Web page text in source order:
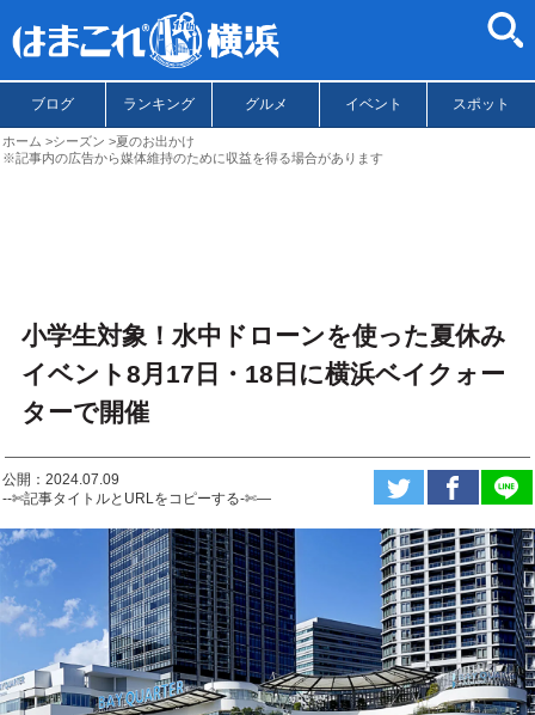
ブログ ランキング グルメ イベント スポット
ホーム シーズン
夏のお出かけ
※記事内の広告から媒体維持のために収益を得る場合があります
小学生対象！水中ドローンを使った夏休み
イベント8月17日・18日に横浜ベイクォー
ターで開催
公開：2024.07.09
--✄記事タイトルとURLをコピーする-✄—